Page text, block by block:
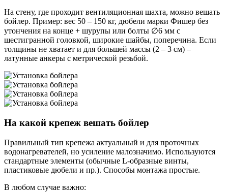
На стену, где проходит вентиляционная шахта, можно вешать
бойлер. Пример: вес 50 – 150 кг, дюбели марки Фишер без
утончения на конце + шурупы или болты ∅6 мм с
шестигранной головкой, широкие шайбы, поперечина. Если
толщины не хватает и для большей массы (2 – 3 см) –
латунные анкеры с метрической резьбой.
На какой крепеж вешать бойлер
Правильный тип крепежа актуальный и для проточных
водонагревателей, но усиление малозначимо. Используются
стандартные элементы (обычные L-образные винты,
пластиковые дюбели и пр.). Способы монтажа простые.
В любом случае важно: